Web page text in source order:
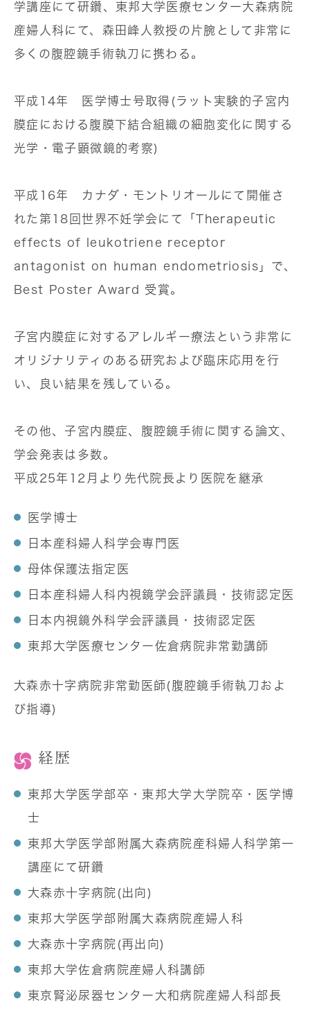
学講座にて研鑽、東邦大学医療センター大森病院
産婦人科にて、森田峰人教授の片腕として非常に
多くの腹腔鏡手術執刀に携わる。
平成14年 医学博士号取得(ラット実験的子宮内
膜症における腹膜下結合組織の細胞変化に関する
光学・電子顕微鏡的考察)
平成16年 カナダ・モントリオールにて開催さ
れた第18回世界不妊学会にて「Therapeutic
effects of leukotriene receptor
antagonist on human endometriosis」で、
Best Poster Award 受賞。
子宮内膜症に対するアレルギー療法という非常に
オリジナリティのある研究および臨床応用を行
い、良い結果を残している。
その他、子宮内膜症、腹腔鏡手術に関する論文、
学会発表は多数。
平成25年12月より先代院長より医院を継承
医学博士
日本産科婦人科学会専門医
母体保護法指定医
日本産科婦人科内視鏡学会評議員・技術認定医
日本内視鏡外科学会評議員・技術認定医
東邦大学医療センター佐倉病院非常勤講師
大森赤十字病院非常勤医師(腹腔鏡手術執刀およ
び指導)
経歴
東邦大学医学部卒・東邦大学大学院卒・医学博
士
東邦大学医学部附属大森病院産科婦人科学第一
講座にて研鑽
大森赤十字病院(出向)
東邦大学医学部附属大森病院産婦人科
大森赤十字病院(再出向)
東邦大学佐倉病院産婦人科講師
東京腎泌尿器センター大和病院産婦人科部長